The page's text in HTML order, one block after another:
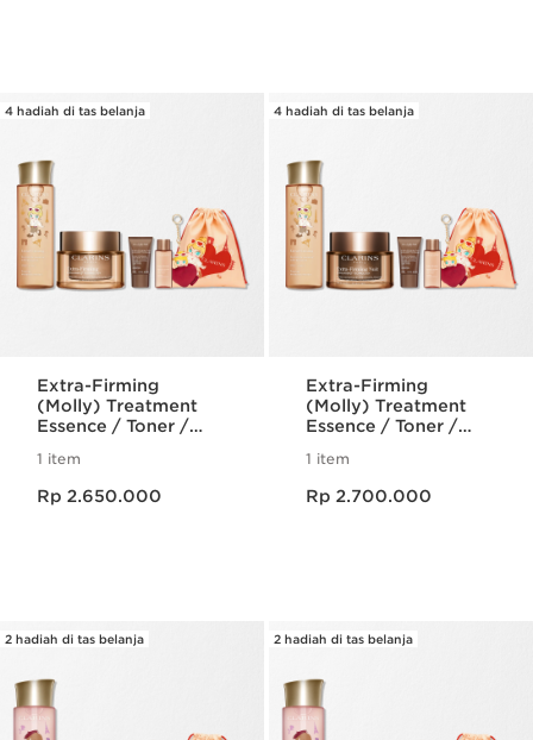
4 hadiah di tas belanja
Extra-Firming
(Molly) Treatment
Essence / Toner /
[Collagen]3 Day
Cream (All skin
types)
1 item
Rp 2.650.000
4 hadiah di tas belanja
Extra-Firming
(Molly) Treatment
Essence / Toner /
[Collagen]3 Night
Cream (All skin
types)
1 item
Rp 2.700.000
2 hadiah di tas belanja 2 hadiah di tas belanja